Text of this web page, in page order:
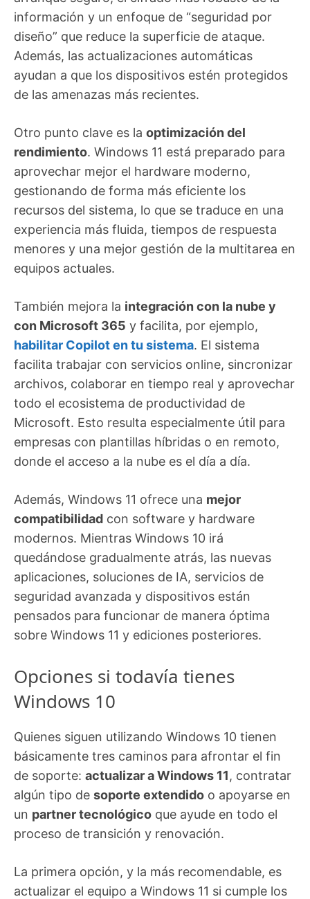
información y un enfoque de “seguridad por
diseño” que reduce la superficie de ataque.
Además, las actualizaciones automáticas
ayudan a que los dispositivos estén protegidos
de las amenazas más recientes.
Otro punto clave es la optimización del
rendimiento. Windows 11 está preparado para
aprovechar mejor el hardware moderno,
gestionando de forma más eficiente los
recursos del sistema, lo que se traduce en una
experiencia más fluida, tiempos de respuesta
menores y una mejor gestión de la multitarea en
equipos actuales.
También mejora la integración con la nube y
con Microsoft 365 y facilita, por ejemplo,
habilitar Copilot en tu sistema. El sistema
facilita trabajar con servicios online, sincronizar
archivos, colaborar en tiempo real y aprovechar
todo el ecosistema de productividad de
Microsoft. Esto resulta especialmente útil para
empresas con plantillas híbridas o en remoto,
donde el acceso a la nube es el día a día.
Además, Windows 11 ofrece una mejor
compatibilidad con software y hardware
modernos. Mientras Windows 10 irá
quedándose gradualmente atrás, las nuevas
aplicaciones, soluciones de IA, servicios de
seguridad avanzada y dispositivos están
pensados para funcionar de manera óptima
sobre Windows 11 y ediciones posteriores.
Opciones si todavía tienes
Windows 10
Quienes siguen utilizando Windows 10 tienen
básicamente tres caminos para afrontar el fin
de soporte: actualizar a Windows 11, contratar
algún tipo de soporte extendido o apoyarse en
un partner tecnológico que ayude en todo el
proceso de transición y renovación.
La primera opción, y la más recomendable, es
actualizar el equipo a Windows 11 si cumple los